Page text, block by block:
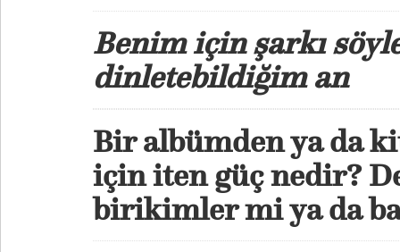
Benim için şarkı
dinletebildiğim an
Bir albümden ya da
için iten güç nedir?
birikimler mi ya da